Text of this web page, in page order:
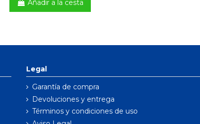
Añadir a la cesta
Legal
Garantía de compra
Devoluciones y entrega
Términos y condiciones de uso